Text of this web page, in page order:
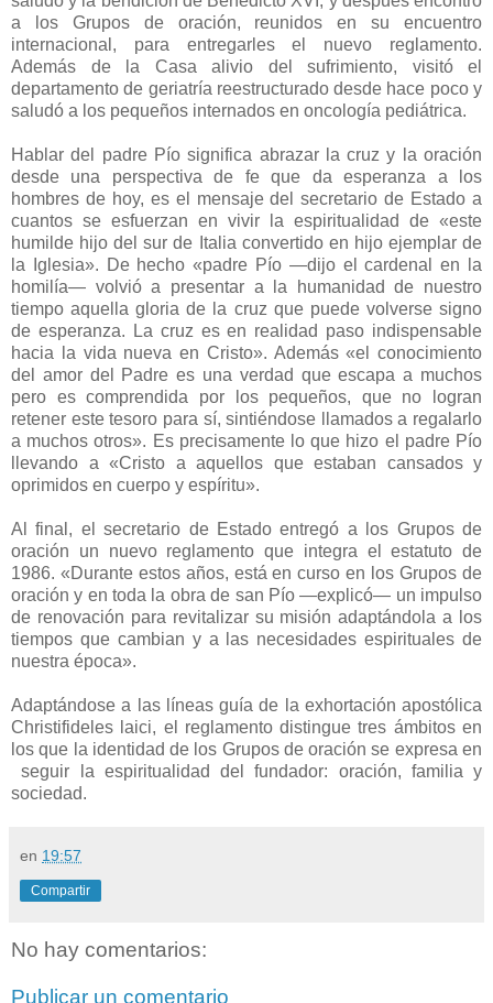
a los Grupos de oración, reunidos en su encuentro
internacional, para entregarles el nuevo reglamento.
Además de la Casa alivio del sufrimiento, visitó el
departamento de geriatría reestructurado desde hace poco y
saludó a los pequeños internados en oncología pediátrica.
Hablar del padre Pío significa abrazar la cruz y la oración
desde una perspectiva de fe que da esperanza a los
hombres de hoy, es el mensaje del secretario de Estado a
cuantos se esfuerzan en vivir la espiritualidad de «este
humilde hijo del sur de Italia convertido en hijo ejemplar de
la Iglesia». De hecho «padre Pío —dijo el cardenal en la
homilía— volvió a presentar a la humanidad de nuestro
tiempo aquella gloria de la cruz que puede volverse signo
de esperanza. La cruz es en realidad paso indispensable
hacia la vida nueva en Cristo». Además «el conocimiento
del amor del Padre es una verdad que escapa a muchos
pero es comprendida por los pequeños, que no logran
retener este tesoro para sí, sintiéndose llamados a regalarlo
a muchos otros». Es precisamente lo que hizo el padre Pío
llevando a «Cristo a aquellos que estaban cansados y
oprimidos en cuerpo y espíritu».
Al final, el secretario de Estado entregó a los Grupos de
oración un nuevo reglamento que integra el estatuto de
1986. «Durante estos años, está en curso en los Grupos de
oración y en toda la obra de san Pío —explicó— un impulso
de renovación para revitalizar su misión adaptándola a los
tiempos que cambian y a las necesidades espirituales de
nuestra época».
Adaptándose a las líneas guía de la exhortación apostólica
Christifideles laici, el reglamento distingue tres ámbitos en
los que la identidad de los Grupos de oración se expresa en
seguir la espiritualidad del fundador: oración, familia y
sociedad.
en 19:57
Compartir
No hay comentarios:
Publicar un comentario